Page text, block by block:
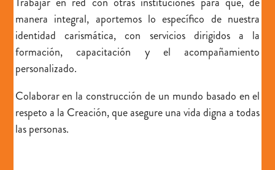
manera integral, aportemos lo específico de nuestra
identidad carismática, con servicios dirigidos a la
formación, capacitación y el acompañamiento
personalizado.
Colaborar en laconstrucción de un mundo basado en el
respeto a la Creación, que asegure una vida digna a todas
las personas.